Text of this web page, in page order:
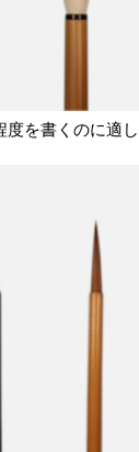
度を書くのに適